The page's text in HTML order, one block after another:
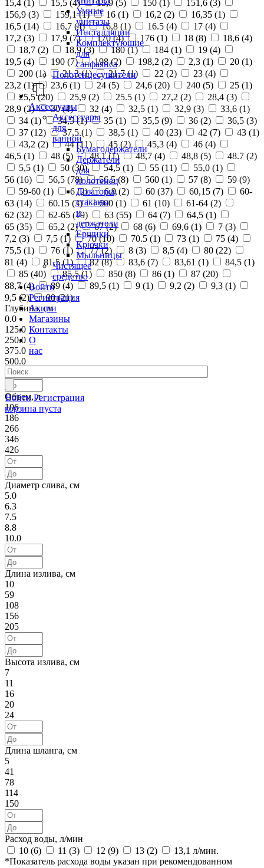
Умные
унитазы
Инсталляции
Комплектующие
для
санфаянса
Полотенцесушители
Аксессуары
Аксессуары
для
ванной
Бумагодержатели
Держатели
для
полотенец
Дозаторы,
стаканы
и
держатели
Ершики
Крючки
Мыльницы
Чистящее
средство
Войти
Регистрация
Акции
Магазины
Контакты
О
нас
Войти Регистрация
корзина пуста
15,4 (1 ) 15,5 (4) 15,9 (5) 150 (1 ) 151,6 (3)
156,9 (3) 159,1 (1) 16 (1) 16,2 (2) 16,35 (1)
16,5 (14) 16,7 (4) 16,8 (1) 16.5 (4) 17 (4)
17,2 (3) 17,9 (7) 170 (4) 176 (1) 18 (8) 18,6 (4)
18,7 (2) 18,9 (3) 180 (1) 184 (1) 19 (4)
19,5 (4) 190 (7) 198 (2) 198,2 (2) 2,3 (1) 20 (1)
200 (1) 21,3 (1) 21,7 (1) 22 (2) 23 (4)
23,2 (1) 23,6 (1) 24 (5) 24,6 (20) 240 (5) 25 (1)
25,5 (20) 25,9 (2) 25.5 (1) 27,2 (2) 28,4 (3)
28,9 (2) 30 (4) 32 (4) 32,5 (1) 32,9 (3) 33,6 (1)
34 (1) 34,5 (1) 35 (1) 35,5 (9) 36 (2) 36,5 (3)
37 (12) 37,5 (1) 38,5 (1) 40 (23) 42 (7) 43 (1)
43,2 (2) 44 (11) 45 (2) 45,3 (4) 46 (4)
46,5 (1) 48 (5) 48,1 (1) 48,7 (4) 48,8 (5) 48.7 (2)
5,5 (1) 50 (30) 54,5 (1) 55 (11) 55,0 (1)
56 (16) 56,5 (78) 56.5 (8) 560 (1) 57 (8) 59 (9)
59-60 (1) 6 (2) 6,9 (2) 60 (37) 60,15 (7)
60-
63 (14) 60.15 (3) 600 (1) 61 (10) 61-64 (2)
62 (32) 62-65 (19) 63 (55) 64 (7) 64,5 (1)
65 (35) 65,2 (2) 67 (2) 68 (6) 69,6 (1) 7 (3)
7,2 (3) 7,5 (1) 70 (10) 70.5 (1) 73 (1) 75 (4)
75,5 (1) 76 (1) 77 (2) 8 (3) 8,5 (4) 80 (22)
81 (4) 81,5 (1) 82 (8) 83,6 (7) 83,61 (1) 84,5 (1)
85 (40) 85,5 (1) 850 (8) 86 (1) 87 (20)
88,7 (4) 89 (4) 89,5 (1) 9 (1) 9,2 (2) 9,3 (1)
9,5 (2) 90 (21)
Глубина, см
0.0
125.0
250.0
375.0
500.0
Объем, л
106
186
266
346
426
Диаметр слива, см
5.0
6.3
7.5
8.8
10.0
Длина излива, см
10
59
108
156
205
Высота излива, см
7
11
16
20
24
Длина шланга, см
5
41
78
114
150
Расход воды, л/мин
10 (6) 11 (3) 12 (9) 13 (2)
13,1 л/мин.
*Показатель расхода воды указан при рекомендованном